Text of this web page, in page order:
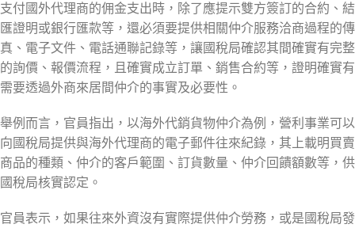
支付國外代理商的佣金支出時，除了應提示雙方簽訂的合約、結
匯證明或銀行匯款等，還必須要提供相關仲介服務洽商過程的傳
真、電子文件、電話通聯記錄等，讓國稅局確認其間確實有完整
的詢價、報價流程，且確實成立訂單、銷售合約等，證明確實有
需要透過外商來居間仲介的事實及必要性。
舉例而言，官員指出，以海外代銷貨物仲介為例，營利事業可以
向國稅局提供與海外代理商的電子郵件往來紀錄，其上載明買賣
商品的種類、仲介的客戶範圍、訂貨數量、仲介回饋額數等，供
國稅局核實認定。
官員表示，如果往來外資沒有實際提供仲介勞務，或是國稅局發